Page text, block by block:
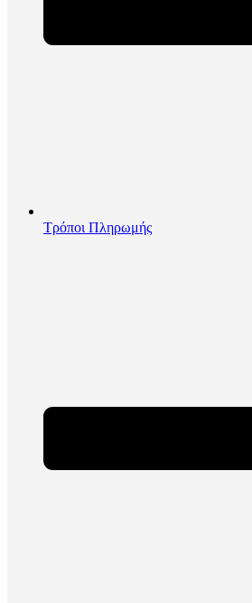
Τρόποι Πληρωμής